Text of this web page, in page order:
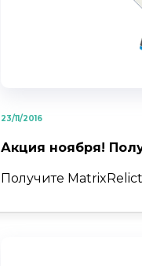
23/11/2016
Акция ноября!
Получите